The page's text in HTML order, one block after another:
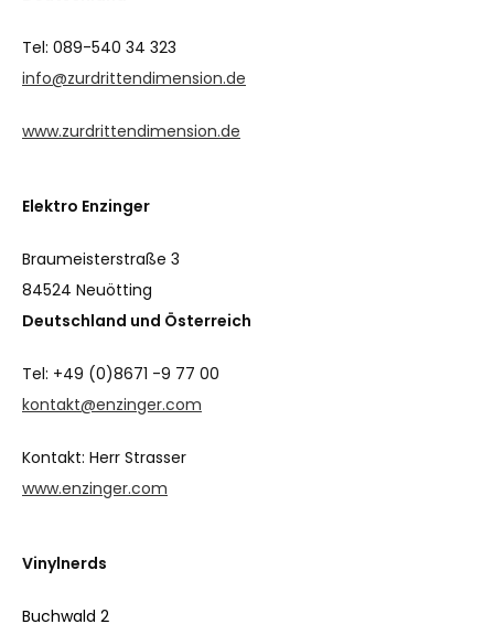
Tel: 089-540 34 323
info@zurdrittendimension.de
www.zurdrittendimension.de
Elektro Enzinger
Braumeisterstraße 3
84524 Neuötting
Deutschland und Österreich
Tel: +49 (0)8671 -9 77 00
kontakt@enzinger.com
Kontakt: Herr Strasser
www.enzinger.com
Vinylnerds
Buchwald 2